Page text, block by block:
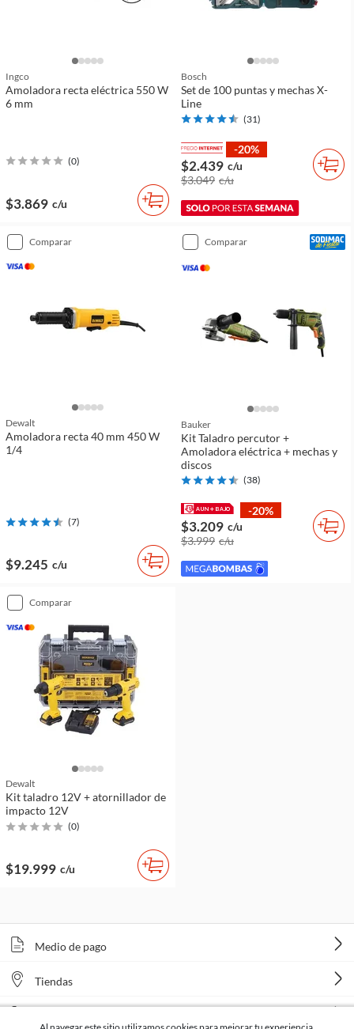
Ingco
Amoladora recta eléctrica 550 W
6 mm
(0)
$3.869 c/u
Bosch
Set de 100 puntas y mechas X-
Line
(31)
-20%
$2.439 c/u
$3.049 c/u
comparar
Dewalt
Amoladora recta 40 mm 450 W
1/4
(7)
$9.245 c/u
comparar
Bauker
Kit Taladro percutor +
Amoladora eléctrica + mechas y
discos
(38)
-20%
$3.209 c/u
$3.999 c/u
comparar
Dewalt
Kit taladro 12V + atornillador de
impacto 12V
(0)
$19.999 c/u
Medio de pago
Tiendas